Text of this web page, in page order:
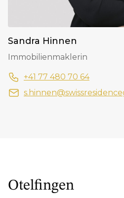
Sandra Hinnen
Immobilienmaklerin
+41 77 480 70 64
Otelfingen